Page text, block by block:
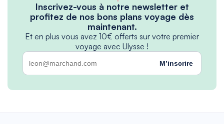
Inscrivez-vous à notre newsletter et
profitez de nos bons plans voyage dès
maintenant.
Et en plus vous avez 10€ offerts sur votre premier
voyage avec Ulysse !
M’inscrire